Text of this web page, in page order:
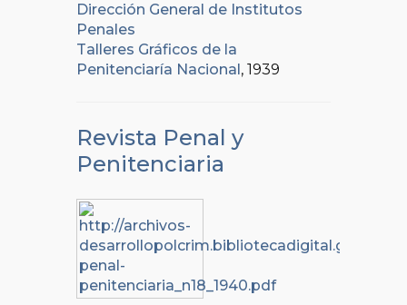
Dirección General de Institutos
Penales
Talleres Gráficos de la
Penitenciaría Nacional , 1939
Revista Penal y
Penitenciaria